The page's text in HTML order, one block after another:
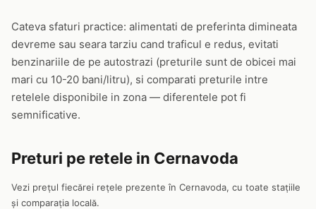
Cateva sfaturi practice: alimentati de preferinta dimineata
devreme sau seara tarziu cand traficul e redus, evitati
benzinariile de pe autostrazi (preturile sunt de obicei mai
mari cu 10-20 bani/litru), si comparati preturile intre
retelele disponibile in zona — diferentele pot fi
semnificative.
Preturi pe retele in Cernavoda
Vezi prețul fiecărei rețele prezente în Cernavoda, cu toate stațiile
și comparația locală.